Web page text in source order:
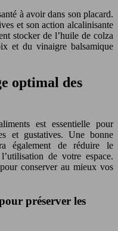
à avoir dans son placard.
et son action alcalinisante
stocker de l’huile de colza
et du vinaigre balsamique
optimal des
est essentielle pour
et gustatives. Une bonne
également de réduire le
de votre espace.
conserver au mieux vos
préserver les